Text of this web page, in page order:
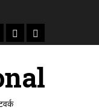
गुजरातमहाराष्ट्र